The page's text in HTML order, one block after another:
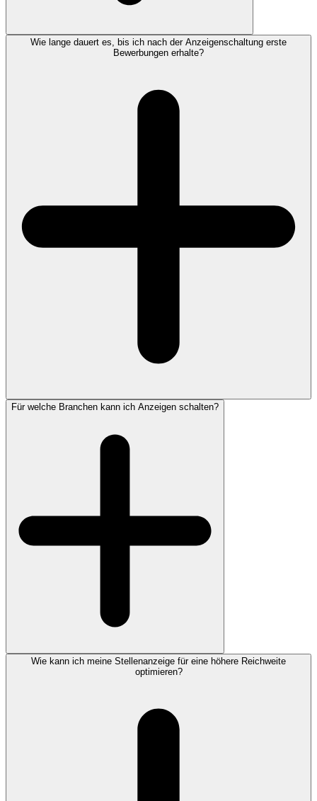
Wie lange dauert es, bis ich nach der Anzeigenschaltung erste
Bewerbungen erhalte?
Für welche Branchen kann ich Anzeigen schalten?
Wie kann ich meine Stellenanzeige für eine höhere Reichweite
optimieren?